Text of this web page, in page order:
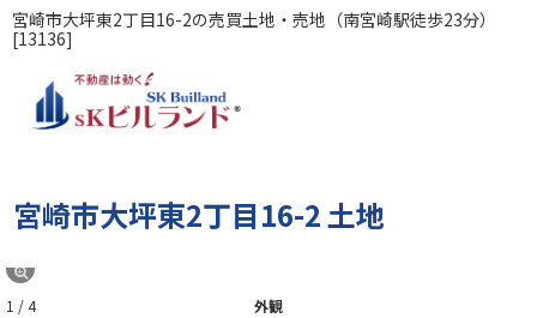
宮崎市大坪東2丁目16-2の売買土地・売地（南宮崎駅徒歩23分）
[13136]
宮崎市大坪東2丁目16-2 土地
外観
1 / 4